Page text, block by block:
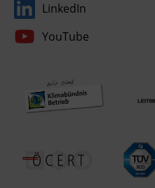
LinkedIn
YouTube